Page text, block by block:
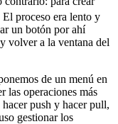
proceso era lento y
un botón por ahí
volver a la ventana del
de un menú en
las operaciones más
push y hacer pull,
gestionar los